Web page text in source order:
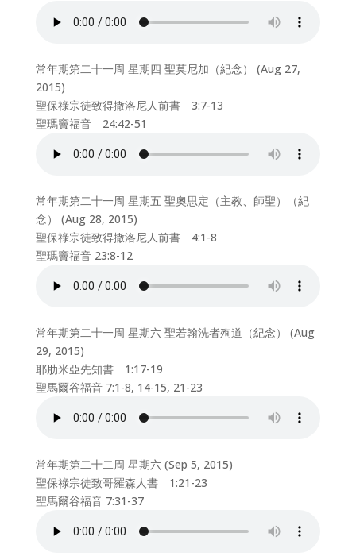
常年期第二十一周 星期四 聖莫尼加（紀念） (Aug 27,
2015)
聖保祿宗徒致得撒洛尼人前書 3:7-13
聖瑪竇福音 24:42-51
常年期第二十一周 星期五 聖奧思定（主教、師聖）（紀
念） (Aug 28, 2015)
聖保祿宗徒致得撒洛尼人前書 4:1-8
聖瑪竇福音 23:8-12
常年期第二十一周 星期六 聖若翰洗者殉道（紀念） (Aug
29, 2015)
耶肋米亞先知書 1:17-19
聖馬爾谷福音 7:1-8, 14-15, 21-23
常年期第二十二周 星期六 (Sep 5, 2015)
聖保祿宗徒致哥羅森人書 1:21-23
聖馬爾谷福音 7:31-37